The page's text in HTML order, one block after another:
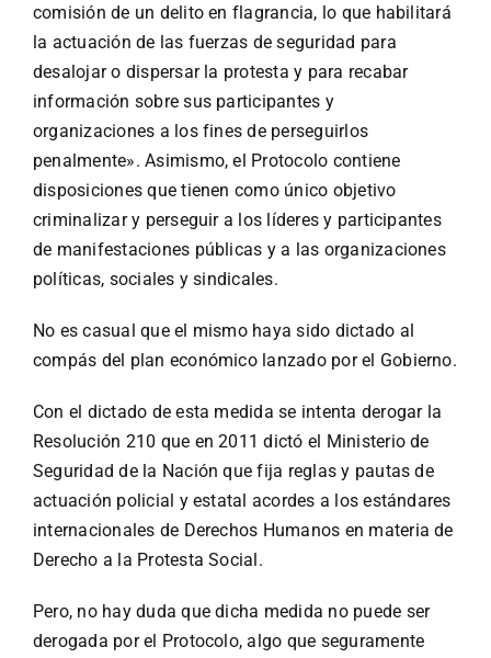
comisión de un delito en flagrancia, lo que habilitará
la actuación de las fuerzas de seguridad para
desalojar o dispersar la protesta y para recabar
información sobre sus participantes y
organizaciones a los fines de perseguirlos
penalmente». Asimismo, el Protocolo contiene
disposiciones que tienen como único objetivo
criminalizar y perseguir a los líderes y participantes
de manifestaciones públicas y a las organizaciones
políticas, sociales y sindicales.
No es casual que el mismo haya sido dictado al
compás del plan económico lanzado por el Gobierno.
Con el dictado de esta medida se intenta derogar la
Resolución 210 que en 2011 dictó el Ministerio de
Seguridad de la Nación que fija reglas y pautas de
actuación policial y estatal acordes a los estándares
internacionales de Derechos Humanos en materia de
Derecho a la Protesta Social.
Pero, no hay duda que dicha medida no puede ser
derogada por el Protocolo, algo que seguramente